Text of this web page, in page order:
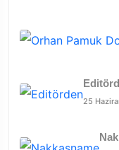
25